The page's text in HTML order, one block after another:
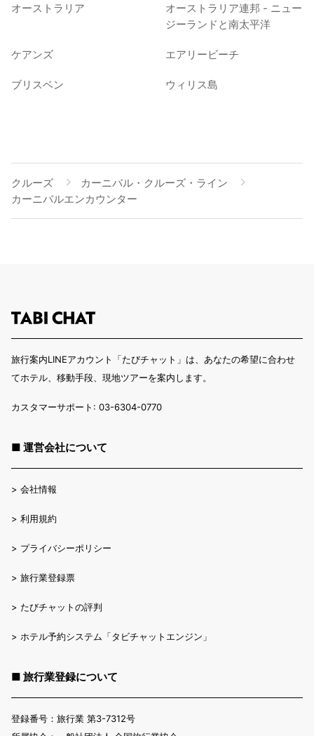
オーストラリア
オーストラリア連邦 - ニュー
ジーランドと南太平洋
ケアンズ エアリービーチ
ブリスベン ウィリス島
クルーズ
カーニバル・クルーズ・ライン
カーニバルエンカウンター
旅行案内LINEアカウント「たびチャット」は、あなたの希望に合わせ
てホテル、移動手段、現地ツアーを案内します。
カスタマーサポート: 03-6304-0770
■ 運営会社について
> 会社情報
> 利用規約
> プライバシーポリシー
> 旅行業登録票
> たびチャットの評判
> ホテル予約システム「タビチャットエンジン」
■ 旅行業登録について
登録番号：旅行業 第3-7312号